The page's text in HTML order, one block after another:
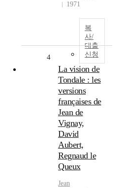
1971
복
사/
대출
신청
4
La vision de
Tondale : les
versions
françaises de
Jean de
Vignay,
David
Aubert,
Regnaud le
Queux
Jean